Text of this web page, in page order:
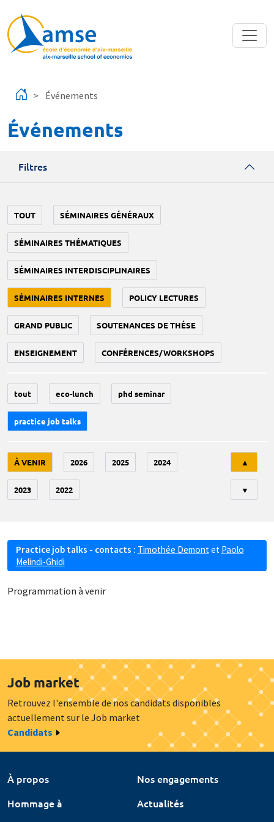
Événements
Événements
Filtres
TOUT SÉMINAIRES GÉNÉRAUX
SÉMINAIRES THÉMATIQUES
SÉMINAIRES INTERDISCIPLINAIRES
SÉMINAIRES INTERNES POLICY LECTURES
GRAND PUBLIC SOUTENANCES DE THÈSE
ENSEIGNEMENT CONFÉRENCES/WORKSHOPS
tout eco-lunch phd seminar
practice job talks
À VENIR 2026 2025 2024
2023 2022
▲
▼
Practice job talks - contacts : Timothée Demont et Paolo
Melindi-Ghidi
Programmation à venir
Job market
Retrouvez l'ensemble de nos candidats disponibles
actuellement sur le Job market
Candidats
À propos
Nos engagements
Hommage à
Actualités